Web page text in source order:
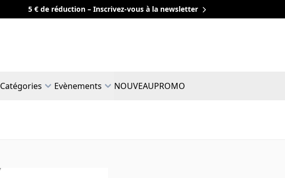
5 € de réduction – Inscrivez-vous à la newsletter
Catégories Evènements NOUVEAUPROMO